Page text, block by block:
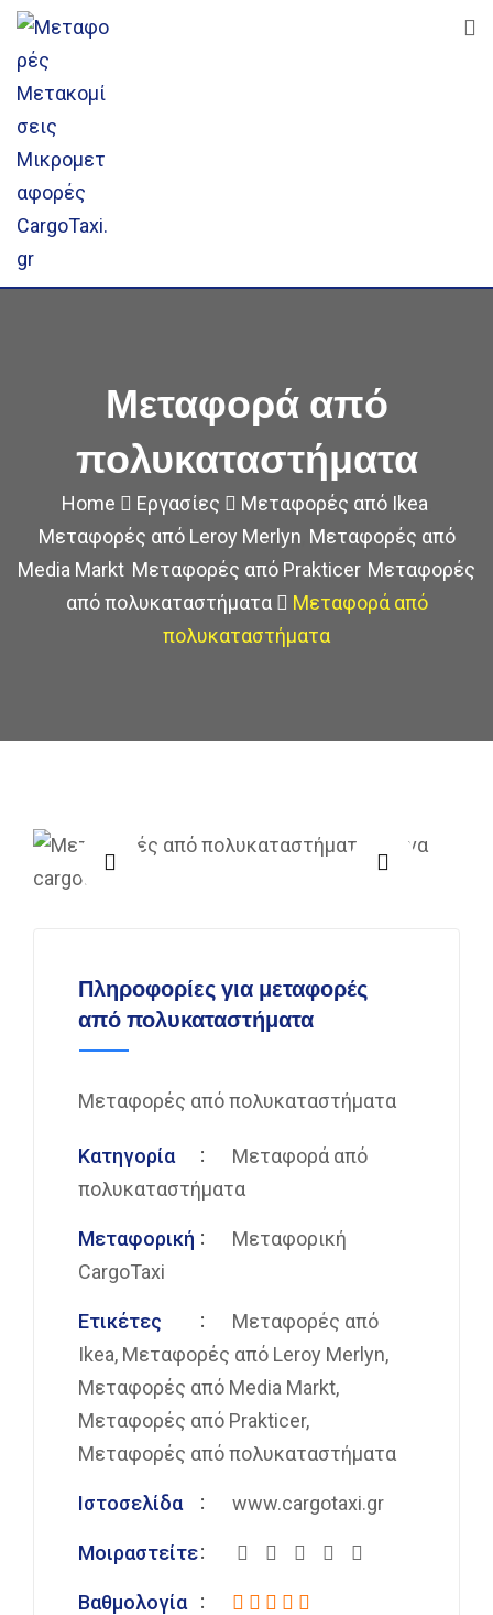
Skip
content
Μεταφορά από
πολυκαταστήματα
Home Εργασίες Μεταφορές από Ikea
Μεταφορές από Leroy Merlyn Μεταφορές από
Media Markt Μεταφορές από Prakticer, Μεταφορές
από πολυκαταστήματα
Μεταφορά από
πολυκαταστήματα
Πληροφορίες για μεταφορές
από πολυκαταστήματα
Μεταφορές από πολυκαταστήματα
Κατηγορία
Μεταφορά από
πολυκαταστήματα
Μεταφορική
Μεταφορική
CargoTaxi
Ετικέτες
Μεταφορές από
Ikea, Μεταφορές από Leroy Merlyn,
Μεταφορές από Media Markt,
Μεταφορές από Prakticer,
Μεταφορές από πολυκαταστήματα
Ιστοσελίδα www.cargotaxi.gr
Μοιραστείτε
Βαθμολογία